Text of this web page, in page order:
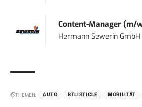
Content-Manager (m/
Hermann Sewerin GmbH
THEMEN: AUTO BTLISTICLE MOBILITÄT